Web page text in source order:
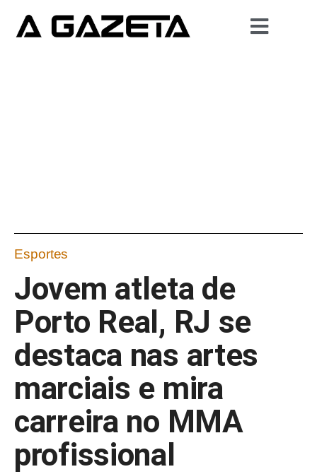
Esportes
Jovem atleta de
Porto Real, RJ se
destaca nas artes
marciais e mira
carreira no MMA
profissional